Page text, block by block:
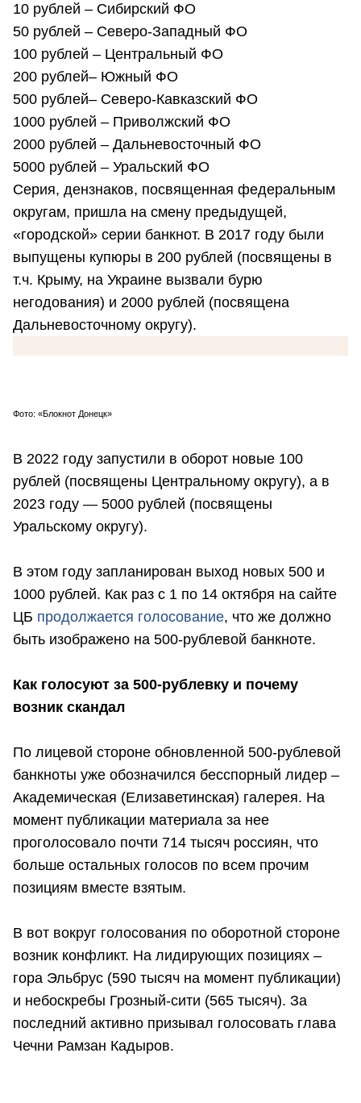
10 рублей – Сибирский ФО
50 рублей – Северо-Западный ФО
100 рублей – Центральный ФО
200 рублей– Южный ФО
500 рублей– Северо-Кавказский ФО
1000 рублей – Приволжский ФО
2000 рублей – Дальневосточный ФО
5000 рублей – Уральский ФО
Серия, дензнаков, посвященная федеральным
округам, пришла на смену предыдущей,
«городской» серии банкнот. В 2017 году были
выпущены купюры в 200 рублей (посвящены в
т.ч. Крыму, на Украине вызвали бурю
негодования) и 2000 рублей (посвящена
Дальневосточному округу).
Фото: «Блокнот Донецк»
В 2022 году запустили в оборот новые 100
рублей (посвящены Центральному округу), а в
2023 году — 5000 рублей (посвящены
Уральскому округу).
В этом году запланирован выход новых 500 и
1000 рублей. Как раз с 1 по 14 октября на сайте
ЦБ продолжается голосование, что же должно
быть изображено на 500-рублевой банкноте.
Как голосуют за 500-рублевку и почему
возник скандал
По лицевой стороне обновленной 500-рублевой
банкноты уже обозначился бесспорный лидер –
Академическая (Елизаветинская) галерея. На
момент публикации материала за нее
проголосовало почти 714 тысяч россиян, что
больше остальных голосов по всем прочим
позициям вместе взятым.
В вот вокруг голосования по оборотной стороне
возник конфликт. На лидирующих позициях –
гора Эльбрус (590 тысяч на момент публикации)
и небоскребы Грозный-сити (565 тысяч). За
последний активно призывал голосовать глава
Чечни Рамзан Кадыров.